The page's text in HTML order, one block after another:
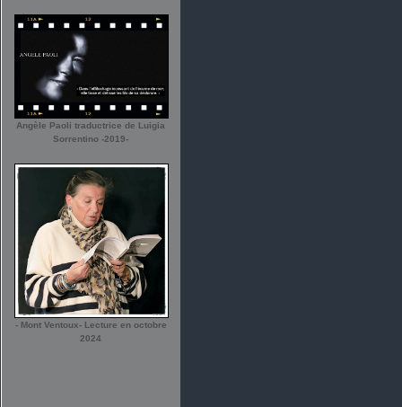
Angèle Paoli traductrice de Luigia
Sorrentino -2019-
- Mont Ventoux- Lecture en octobre
2024